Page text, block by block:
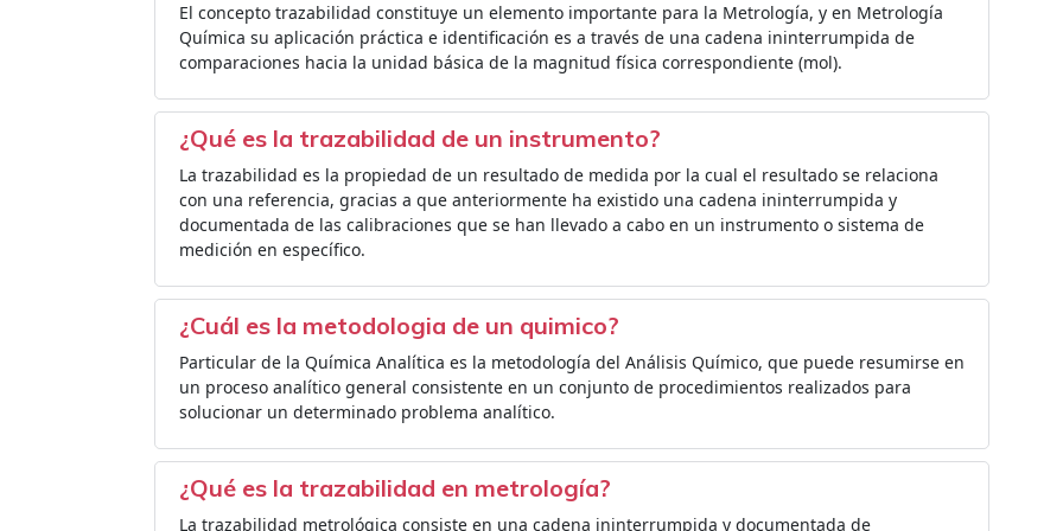
El concepto trazabilidad constituye un elemento importante para la Metrología, y en Metrología
Química su aplicación práctica e identificación es a través de una cadena ininterrumpida de
comparaciones hacia la unidad básica de la magnitud física correspondiente (mol).
¿Qué es la trazabilidad de un instrumento?
La trazabilidad es la propiedad de un resultado de medida por la cual el resultado se relaciona
con una referencia, gracias a que anteriormente ha existido una cadena ininterrumpida y
documentada de las calibraciones que se han llevado a cabo en un instrumento o sistema de
medición en específico.
¿Cuál es la metodologia de un quimico?
Particular de la Química Analítica es la metodología del Análisis Químico, que puede resumirse en
un proceso analítico general consistente en un conjunto de procedimientos realizados para
solucionar un determinado problema analítico.
¿Qué es la trazabilidad en metrología?
La trazabilidad metrológica consiste en una cadena ininterrumpida y documentada de